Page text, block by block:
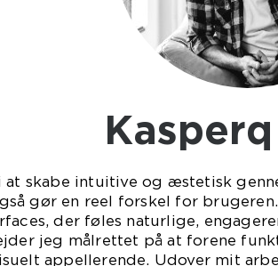
at skabe intuitive og æstetisk
gør en reel forskel for
der føles naturlige,
jeg målrettet på at forene
appellerende. Udover mit